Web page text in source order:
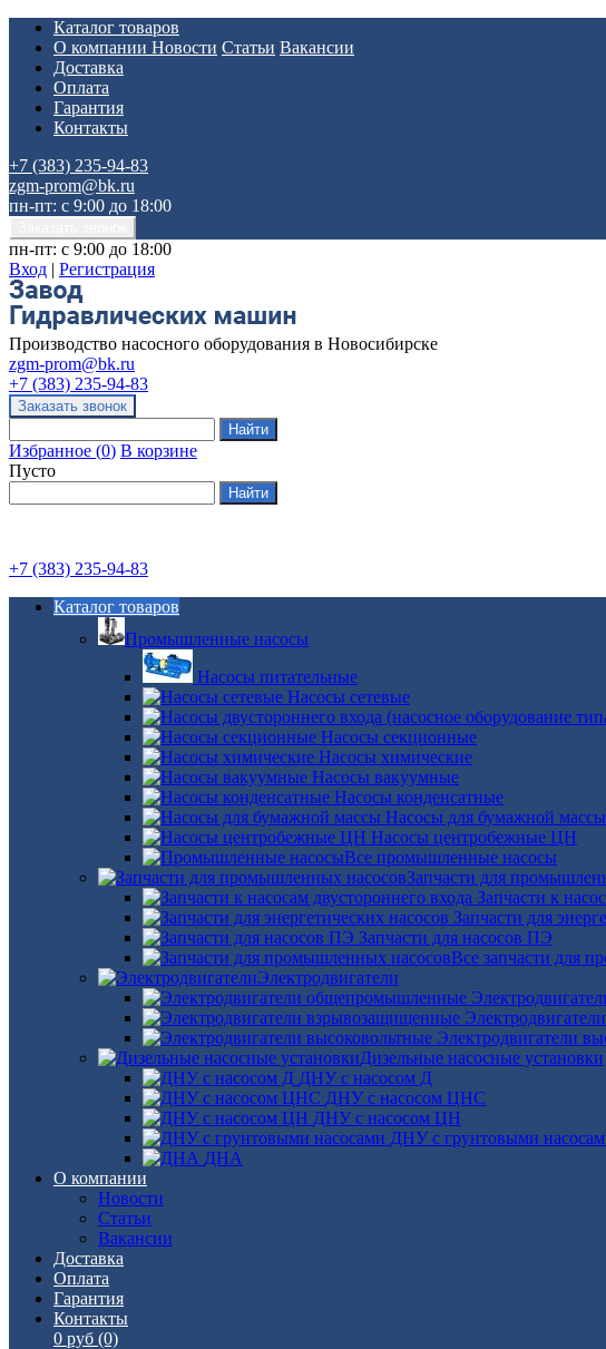
Каталог товаров
О компании Новости Статьи Вакансии
Доставка
Оплата
Гарантия
Контакты
+7 (383) 235-94-83
zgm-prom@bk.ru
пн-пт: с 9:00 до 18:00
пн-пт: с 9:00 до 18:00
Вход | Регистрация
Производство насосного оборудования в Новосибирске
zgm-prom@bk.ru
+7 (383) 235-94-83
Избранное (0) В корзине
Пусто
+7 (383) 235-94-83
Каталог товаров
Промышленные насосы
Насосы питательные
Насосы сетевые
Насосы секционные
Насосы химические
Насосы вакуумные
Насосы конденсатные
Насосы для бумажной массы
Насосы центробежные ЦН
Все промышленные насосы
Запчасти для
Запчасти к
Запчасти для
Запчасти для насосов ПЭ
Все запчасти для
Электродвигатели
Электродвигатели
Дизельные насосные установки
ДНУ с насосом Д
ДНУ с насосом ЦНС
ДНУ с насосом ЦН
ДНУ с грунтовыми
ДНА
О компании
Новости
Статьи
Вакансии
Доставка
Оплата
Гарантия
Контакты
0 руб (0)